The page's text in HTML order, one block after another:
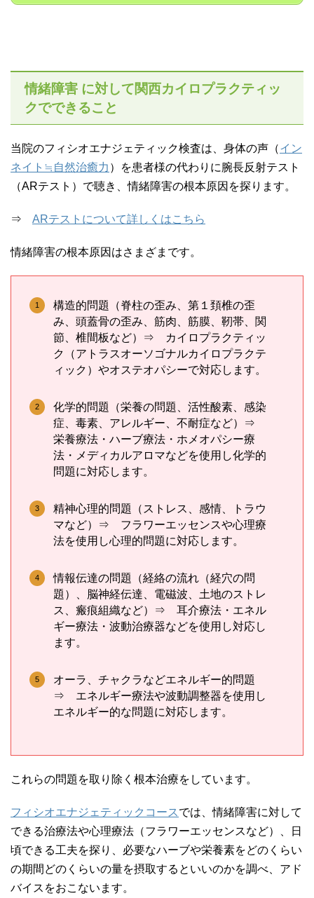
情緒障害 に対して関西カイロプラクティッ
クでできること
当院のフィシオエナジェティック検査は、身体の声（イン
ネイト≒自然治癒力 ）を患者様の代わりに腕長反射テスト
（ARテスト）で聴き、情緒障害の根本原因を探ります。
⇒ ARテストについて詳しくはこちら
情緒障害の根本原因はさまざまです。
構造的問題（脊柱の歪み、第１頚椎の歪
み、頭蓋骨の歪み、筋肉、筋膜、靭帯、関
節、椎間板など）⇒ カイロプラクティッ
ク（アトラスオーソゴナルカイロプラクテ
ィック）やオステオパシーで対応します。
化学的問題（栄養の問題、活性酸素、感染
症、毒素、アレルギー、不耐症など）⇒
栄養療法・ハーブ療法・ホメオパシー療
法・メディカルアロマなどを使用し化学的
問題に対応します。
精神心理的問題（ストレス、感情、トラウ
マなど）⇒ フラワーエッセンスや心理療
法を使用し心理的問題に対応します。
情報伝達の問題（経絡の流れ（経穴の問
題）、脳神経伝達、電磁波、土地のストレ
ス、瘢痕組織など）⇒ 耳介療法・エネル
ギー療法・波動治療器などを使用し対応し
ます。
オーラ、チャクラなどエネルギー的問題
⇒ エネルギー療法や波動調整器を使用し
エネルギー的な問題に対応します。
これらの問題を取り除く根本治療をしています。
フィシオエナジェティックコース では、情緒障害に対して
できる治療法や心理療法（フラワーエッセンスなど）、日
頃できる工夫を探り、必要なハーブや栄養素をどのくらい
の期間どのくらいの量を摂取するといいのかを調べ、アド
バイスをおこないます。